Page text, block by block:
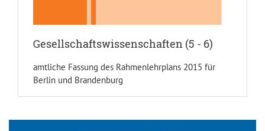
Gesellschaftswissenschaften (5 - 6)
amtliche Fassung des Rahmenlehrplans 2015 für
Berlin und Brandenburg